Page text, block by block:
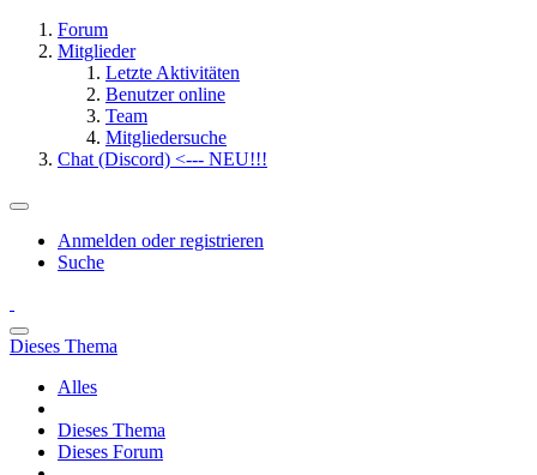
Forum
Mitglieder
Letzte Aktivitäten
Benutzer online
Team
Mitgliedersuche
Chat (Discord) <--- NEU!!!
Anmelden oder registrieren
Suche
Dieses Thema
Alles
Dieses Thema
Dieses Forum